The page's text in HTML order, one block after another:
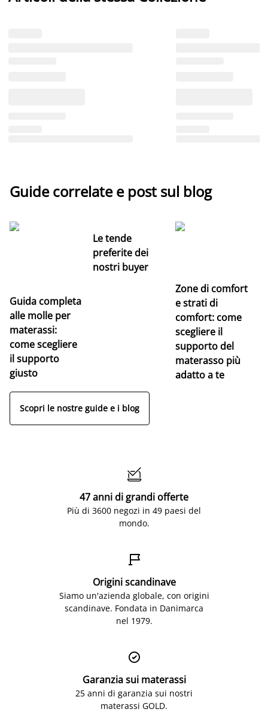
Guide correlate e post sul blog
Guida completa
alle molle per
materassi:
come scegliere
il supporto
giusto
Le tende
preferite dei
nostri buyer
Zone di comfort
e strati di
comfort: come
scegliere il
supporto del
materasso più
adatto a te
Scopri le nostre guide e i blog

47 anni di grandi offerte
Più di 3600 negozi in 49 paesi del
mondo.

Origini scandinave
Siamo un'azienda globale, con origini
scandinave. Fondata in Danimarca
nel 1979.

Garanzia sui materassi
25 anni di garanzia sui nostri
materassi GOLD.